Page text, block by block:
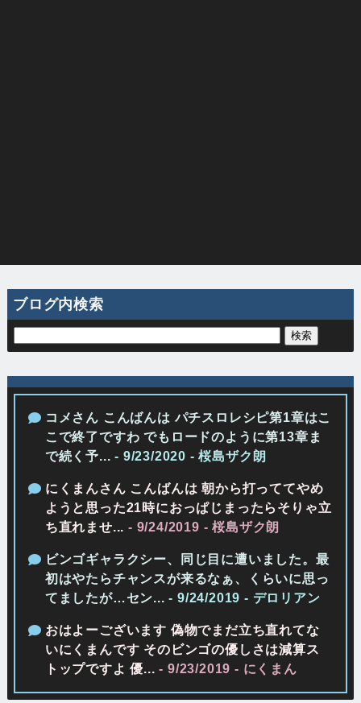
ブログ内検索
コメさん こんばんは パチスロレシピ第1章はこ
こで終了ですわ でもロードのように第13章ま
で続く予... - 9/23/2020 - 桜島ザク朗
にくまんさん こんばんは 朝から打っててやめ
ようと思った21時におっぱじまったらそりゃ立
ち直れませ... - 9/24/2019 - 桜島ザク朗
ビンゴギャラクシー、同じ目に遭いました。最
初はやたらチャンスが来るなぁ、くらいに思っ
てましたが…セン... - 9/24/2019 - デロリアン
おはよーございます 偽物でまだ立ち直れてな
いにくまんです そのビンゴの優しさは減算ス
トップですよ 優... - 9/23/2019 - にくまん